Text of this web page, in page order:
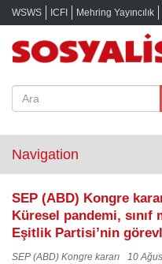
WSWS ICFI Mehring Yayıncılık
Navigation
SEP (ABD) Kongre
Küresel pandemi,
Eşitlik Partisi’nin
SEP (ABD) Kongre kararı 10